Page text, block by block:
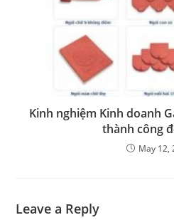
Kinh nghiệm Kinh doanh
thành công
May 12,
Leave a Reply